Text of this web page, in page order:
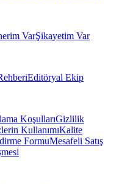
VarŞikayetim Var
Editöryal Ekip
KoşullarıGizlilik
KullanımıKalite
FormuMesafeli Satış